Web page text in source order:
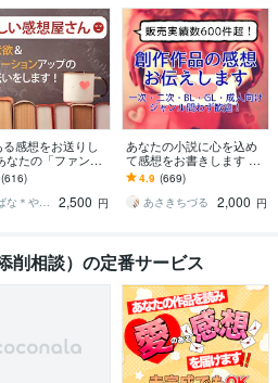
感想をお送りし
なたの「ファン」
創作意欲アップ
ト！
(616)
こばな＊やさしい感想屋さん
2,500 円
あなたの小説に心を込め
て感想をお書きします 最
短翌日！甘口or辛口選択
可！一読者目線で感想を
お伝えします
4.9 (669)
あさきちづる
2,000 円
削相談）の定番サービス